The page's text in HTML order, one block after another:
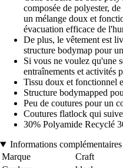
composée de polyester,
un mélange doux et
évacuation efficace de
De plus, le vêtement est
structure bodymap pour
Si vous ne voulez qu'une
entraînements et activités
Tissu doux et fonctionnel
Structure bodymapped
Peu de coutures pour un
Coutures flatlock qui
30% Polyamide Recyclé
Informations complémentaires
Marque
Craft